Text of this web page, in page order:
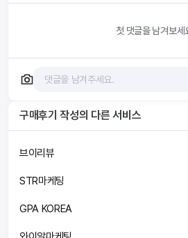
첫 댓글을 남겨보세
구매후기 작성의 다른 서비스
브이리뷰
STR마케팅
GPA KOREA